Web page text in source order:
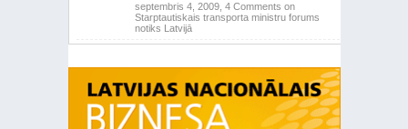
septembris 4, 2009, 4 Comments on
Starptautiskais transporta ministru forums
notiks Latvijā